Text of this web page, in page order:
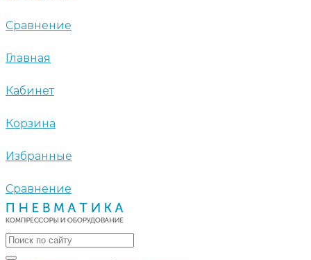
Сравнение
Главная
Кабинет
Корзина
Избранные
Сравнение